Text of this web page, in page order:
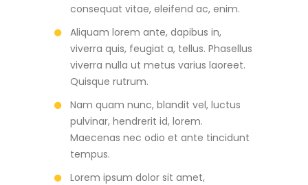
consequat vitae, eleifend ac, enim.
Aliquam lorem ante, dapibus in,
viverra quis, feugiat a, tellus. Phasellus
viverra nulla ut metus varius laoreet.
Quisque rutrum.
Nam quam nunc, blandit vel, luctus
pulvinar, hendrerit id, lorem.
Maecenas nec odio et ante tincidunt
tempus.
Lorem ipsum dolor sit amet,